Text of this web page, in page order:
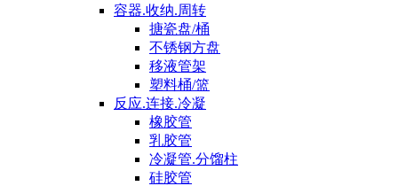
容器.收纳.周转
搪瓷盘/桶
不锈钢方盘
移液管架
塑料桶/篮
反应.连接.冷凝
橡胶管
乳胶管
冷凝管.分馏柱
硅胶管